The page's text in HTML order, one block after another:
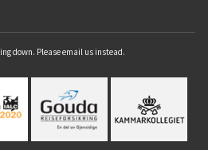
down. Please email us instead.